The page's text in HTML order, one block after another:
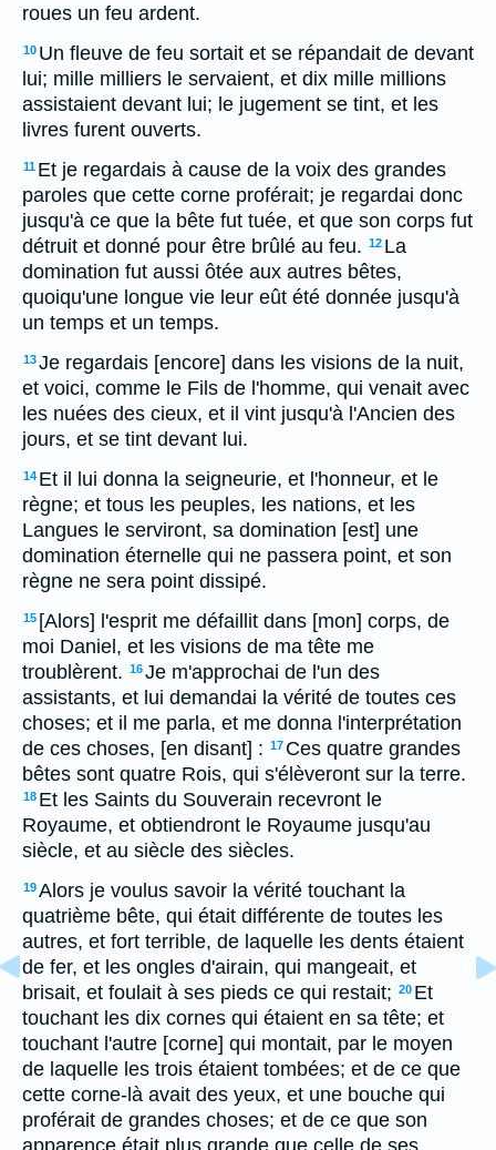
roues un feu ardent.
10 Un fleuve de feu sortait et se répandait de devant
lui; mille milliers le servaient, et dix mille millions
assistaient devant lui; le jugement se tint, et les
livres furent ouverts.
11 Et je regardais à cause de la voix des grandes
paroles que cette corne proférait; je regardai donc
jusqu'à ce que la bête fut tuée, et que son corps fut
détruit et donné pour être brûlé au feu. 12 La
domination fut aussi ôtée aux autres bêtes,
quoiqu'une longue vie leur eût été donnée jusqu'à
un temps et un temps.
13Je regardais [encore] dans les visions de la nuit,
et voici, comme le Fils de l'homme, qui venait avec
les nuées des cieux, et il vint jusqu'à l'Ancien des
jours, et se tint devant lui.
14 Et il lui donna la seigneurie, et l'honneur, et le
règne; et tous les peuples, les nations, et les
Langues le serviront, sa domination [est] une
domination éternelle qui ne passera point, et son
règne ne sera point dissipé.
15 [Alors] l'esprit me défaillit dans [mon] corps, de
moi Daniel, et les visions de ma tête me
troublèrent. 16Je m'approchai de l'un des
assistants, et lui demandai la vérité de toutes ces
choses; et il me parla, et me donna l'interprétation
de ces choses, [en disant] : 17 Ces quatre grandes
bêtes sont quatre Rois, qui s'élèveront sur la terre.
18 Et les Saints du Souverain recevront le
Royaume, et obtiendront le Royaume jusqu'au
siècle, et au siècle des siècles.
19Alors je voulus savoir la vérité touchant la
quatrième bête, qui était différente de toutes les
autres, et fort terrible, de laquelle les dents étaient
de fer, et les ongles d'airain, qui mangeait, et
brisait, et foulait à ses pieds ce qui restait; 20 Et
touchant les dix cornes qui étaient en sa tête; et
touchant l'autre [corne] qui montait, par le moyen
de laquelle les trois étaient tombées; et de ce que
cette corne-là avait des yeux, et une bouche qui
proférait de grandes choses; et de ce que son
apparence était plus grande que celle de ses